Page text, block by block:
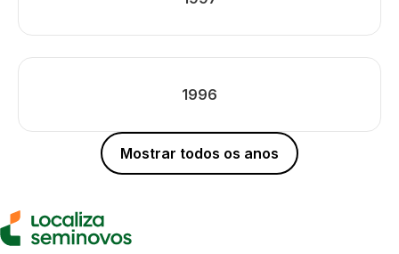
1996
Mostrar todos os anos